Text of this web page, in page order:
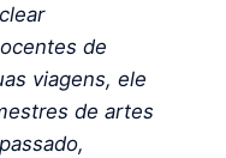
de
viagens, ele
de artes